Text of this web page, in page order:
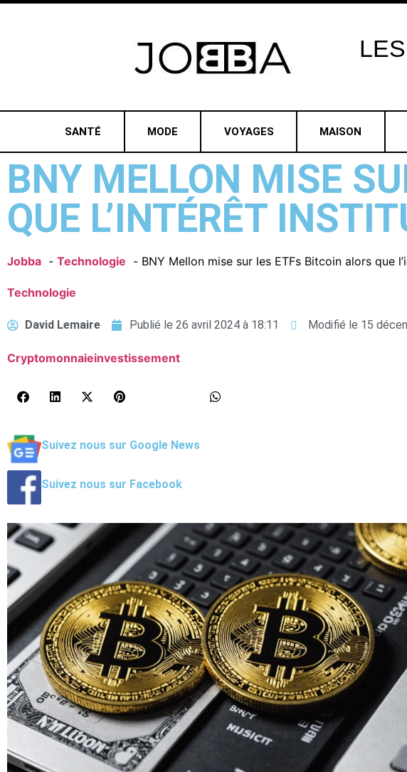
LES
SANTÉ MODE VOYAGES MAISON
BNY MELLON MISE
QUE L’INTÉRÊT
Jobba Technologie BNY Mellon mise sur les ETFs Bitcoin alors que
Technologie
David Lemaire Publié le 26 avril 2024 à 18:11 Modifié le 15
Cryptomonnaieinvestissement
Suivez nous sur Google News
Suivez nous sur Facebook